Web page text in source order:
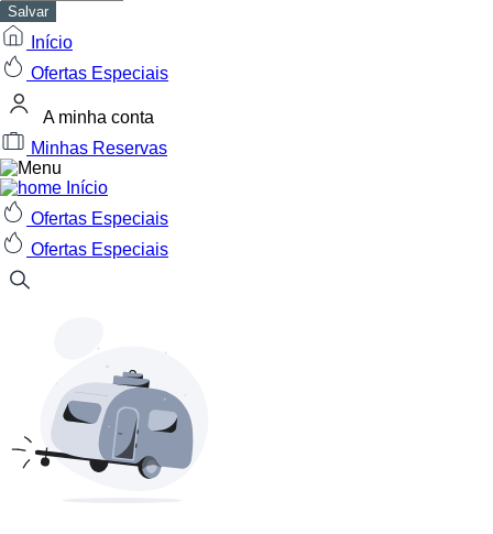
Salvar
Início
Ofertas Especiais
A minha conta
Minhas Reservas
Início
Ofertas Especiais
Ofertas Especiais